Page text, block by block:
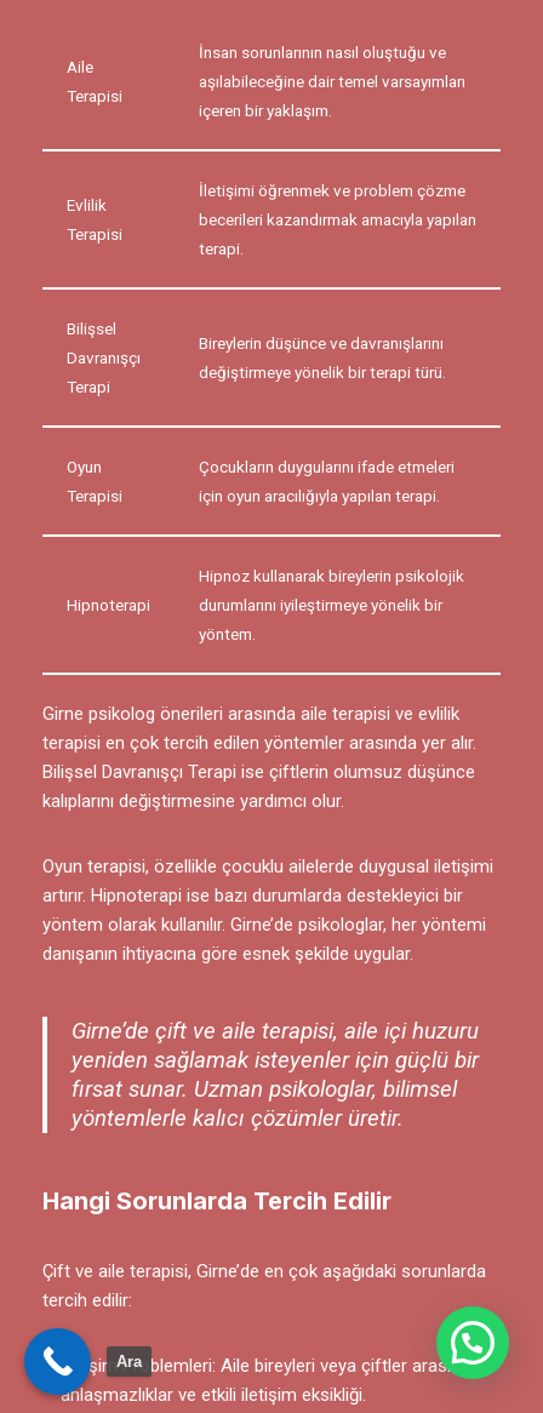
Aile
Terapisi
İnsan sorunlarının nasıl oluştuğu ve
aşılabileceğine dair temel varsayımları
içeren bir yaklaşım.
Evlilik
Terapisi
İletişimi öğrenmek ve problem çözme
becerileri kazandırmak amacıyla yapılan
terapi.
Bilişsel
Davranışçı
Terapi
Bireylerin düşünce ve davranışlarını
değiştirmeye yönelik bir terapi türü.
Oyun
Terapisi
Çocukların duygularını ifade etmeleri
için oyun aracılığıyla yapılan terapi.
Hipnoterapi
Hipnoz kullanarak bireylerin psikolojik
durumlarını iyileştirmeye yönelik bir
yöntem.
Girne psikolog önerileri arasında aile terapisi ve evlilik
terapisi en çok tercih edilen yöntemler arasında yer alır.
Bilişsel Davranışçı Terapi ise çiftlerin olumsuz düşünce
kalıplarını değiştirmesine yardımcı olur.
Oyun terapisi, özellikle çocuklu ailelerde duygusal iletişimi
artırır. Hipnoterapi ise bazı durumlarda destekleyici bir
yöntem olarak kullanılır. Girne’de psikologlar, her yöntemi
danışanın ihtiyacına göre esnek şekilde uygular.
Girne’de çift ve aile terapisi, aile içi huzuru
yeniden sağlamak isteyenler için güçlü bir
fırsat sunar. Uzman psikologlar, bilimsel
yöntemlerle kalıcı çözümler üretir.
Hangi Sorunlarda Tercih Edilir
Çift ve aile terapisi, Girne’de en çok aşağıdaki sorunlarda
tercih edilir:
İletişim Problemleri: Aile bireyleri veya çiftler arasında
anlaşmazlıklar ve etkili iletişim eksikliği.
Ara